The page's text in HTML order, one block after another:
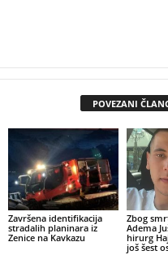
POVEZANI
Završena identifikacija
stradalih planinara iz
Zenice na Kavkazu
Zbog
Adema
hirurg
još šest